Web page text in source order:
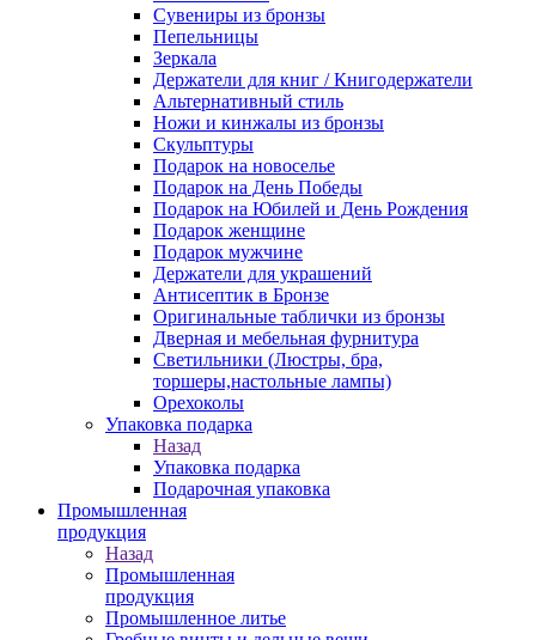
Сувениры из бронзы
Пепельницы
Зеркала
Держатели для книг / Книгодержатели
Альтернативный стиль
Ножи и кинжалы из бронзы
Скульптуры
Подарок на новоселье
Подарок на День Победы
Подарок на Юбилей и День Рождения
Подарок женщине
Подарок мужчине
Держатели для украшений
Антисептик в Бронзе
Оригинальные таблички из бронзы
Дверная и мебельная фурнитура
Светильники (Люстры, бра,
торшеры,настольные лампы)
Орехоколы
Упаковка подарка
Назад
Упаковка подарка
Подарочная упаковка
Промышленная
продукция
Назад
Промышленная
продукция
Промышленное литье